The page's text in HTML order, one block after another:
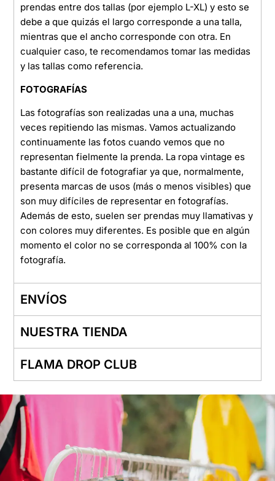
prendas entre dos tallas (por ejemplo L-XL) y esto se
debe a que quizás el largo corresponde a una talla,
mientras que el ancho corresponde con otra. En
cualquier caso, te recomendamos tomar las medidas
y las tallas como referencia.
FOTOGRAFÍAS
Las fotografías son realizadas una a una, muchas
veces repitiendo las mismas. Vamos actualizando
continuamente las fotos cuando vemos que no
representan fielmente la prenda. La ropa vintage es
bastante difícil de fotografiar ya que, normalmente,
presenta marcas de usos (más o menos visibles) que
son muy difíciles de representar en fotografías.
Además de esto, suelen ser prendas muy llamativas y
con colores muy diferentes. Es posible que en algún
momento el color no se corresponda al 100% con la
fotografía.
ENVÍOS
NUESTRA TIENDA
FLAMA DROP CLUB